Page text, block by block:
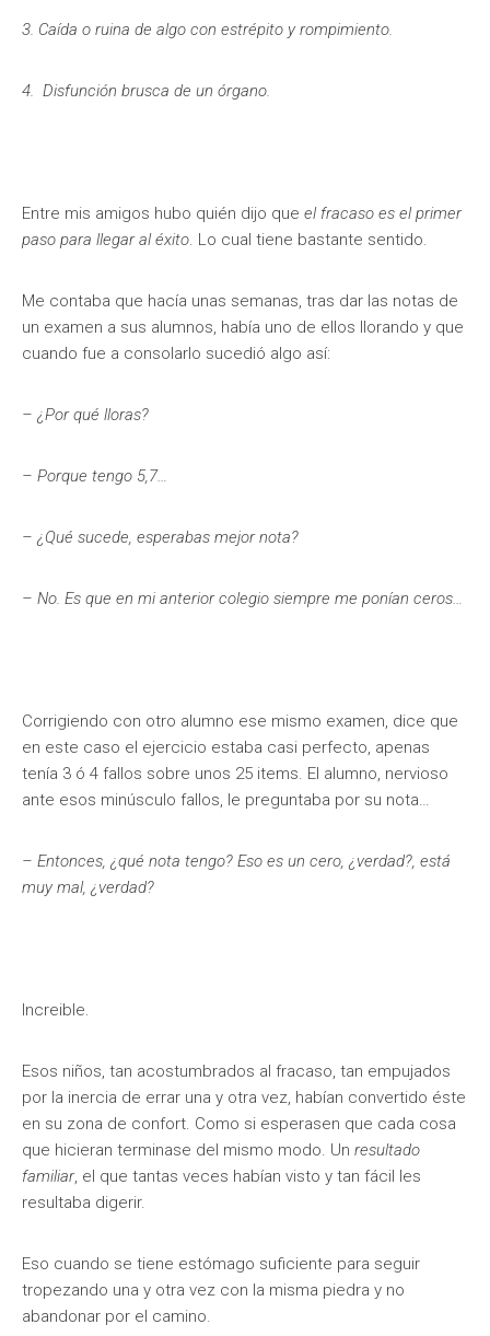
3. Caída o ruina de algo con estrépito y rompimiento.
4. Disfunción brusca de un órgano.
Entre mis amigos hubo quién dijo que el fracaso es el primer
paso para llegar al éxito. Lo cual tiene bastante sentido.
Me contaba que hacía unas semanas, tras dar las notas de
un examen a sus alumnos, había uno de ellos llorando y que
cuando fue a consolarlo sucedió algo así:
– ¿Por qué lloras?
– Porque tengo 5,7…
– ¿Qué sucede, esperabas mejor nota?
– No. Es que en mi anterior colegio siempre me ponían ceros…
Corrigiendo con otro alumno ese mismo examen, dice que
en este caso el ejercicio estaba casi perfecto, apenas
tenía 3 ó 4 fallos sobre unos 25 items. El alumno, nervioso
ante esos minúsculo fallos, le preguntaba por su nota…
– Entonces, ¿qué nota tengo? Eso es un cero, ¿verdad?, está
muy mal, ¿verdad?
Increible.
Esos niños, tan acostumbrados al fracaso, tan empujados
por la inercia de errar una y otra vez, habían convertido éste
en su zona de confort. Como si esperasen que cada cosa
que hicieran terminase del mismo modo. Un resultado
familiar, el que tantas veces habían visto y tan fácil les
resultaba digerir.
Eso cuando se tiene estómago suficiente para seguir
tropezando una y otra vez con la misma piedra y no
abandonar por el camino.